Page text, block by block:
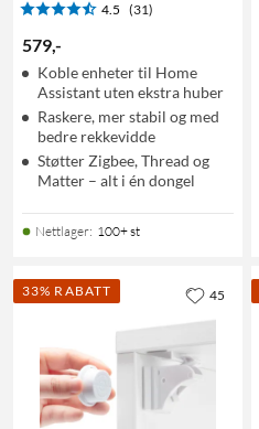
4.5 (31)
579,-
Koble enheter til Home
Assistant uten ekstra huber
Raskere, mer stabil og med
bedre rekkevidde
Støtter Zigbee, Thread og
Matter – alt i én dongel
Nettlager: 100+ st
33% RABATT 45